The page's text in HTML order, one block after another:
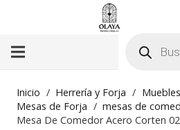
productos
Inicio / Herrería y Forja /
Mesas de Forja / mesas de
Mesa De Comedor Acero Corten